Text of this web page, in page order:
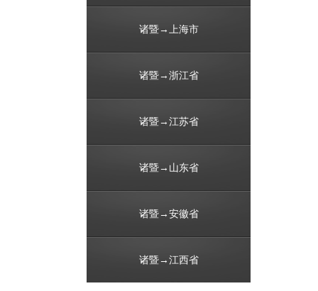
诸暨→上海市
诸暨→浙江省
诸暨→江苏省
诸暨→山东省
诸暨→安徽省
诸暨→江西省